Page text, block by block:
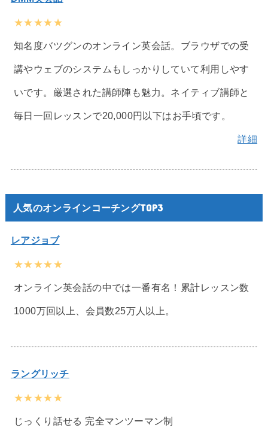
★★★★★
知名度バツグンのオンライン英会話。ブラウザでの受
講やウェブのシステムもしっかりしていて利用しやす
いです。厳選された講師陣も魅力。ネイティブ講師と
毎日一回レッスンで20,000円以下はお手頃です。
詳細
人気のオンラインコーチングTOP3
レアジョブ
★★★★★
オンライン英会話の中では一番有名！累計レッスン数
1000万回以上、会員数25万人以上。
ラングリッチ
★★★★★
じっくり話せる 完全マンツーマン制